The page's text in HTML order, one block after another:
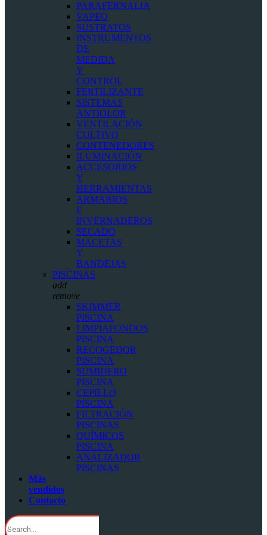
PARAFERNALIA
VAPEO
SUSTRATOS
INSTRUMENTOS
DE
MEDIDA
Y
CONTROL
FERTILIZANTE
SISTEMAS
ANTIOLOR
VENTILACIÓN
CULTIVO
CONTENEDORES
ILUMINACIÓN
ACCESORIOS
Y
HERRAMIENTAS
ARMARIOS
E
INVERNADEROS
SECADO
MACETAS
Y
BANDEJAS
PISCINAS
add
remove
SKIMMER
PISCINA
LIMPIAFONDOS
PISCINA
RECOGEDOR
PISCINA
SUMIDERO
PISCINA
CEPILLO
PISCINA
FILTRACIÓN
PISCINAS
QUÍMICOS
PISCINA
ANALIZADOR
PISCINAS
Más
vendidos
Contacto